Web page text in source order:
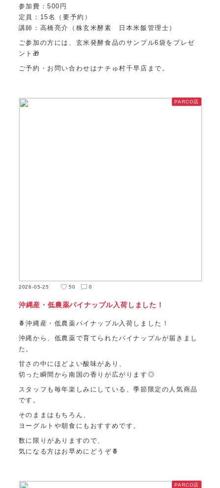
参加費：500円
定員：15名（要予約）
講師：高橋亮介（株玄米酵素 日本米飯管理士）
ご参加の方には、玄米発酵食品のサンプル6袋をプレゼ
ント🎁
ご予約・お問い合わせはナチゅ村千早店まで。
PARCO店
2026-05-25 50 0
沖縄産・低農薬パイナップル入荷しました！
🍍沖縄産・低農薬パイナップル入荷しました！
沖縄から、低農薬で育てられたパイナップルが届きまし
た。
甘さの中にほどよい酸味があり、
切った瞬間から南国の香りが広がります◎
スタッフも毎年楽しみにしている、季節限定の人気商品
です。
そのままはもちろん、
ヨーグルトや朝食にもおすすめです。
数に限りがありますので、
気になる方はお早めにどうぞ🍍
PARCO店